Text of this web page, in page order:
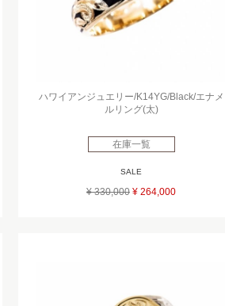
ハワイアンジュエリー/K14YG/Black/エナメ
ルリング(太)
在庫一覧
SALE
¥ 330,000 ¥ 264,000